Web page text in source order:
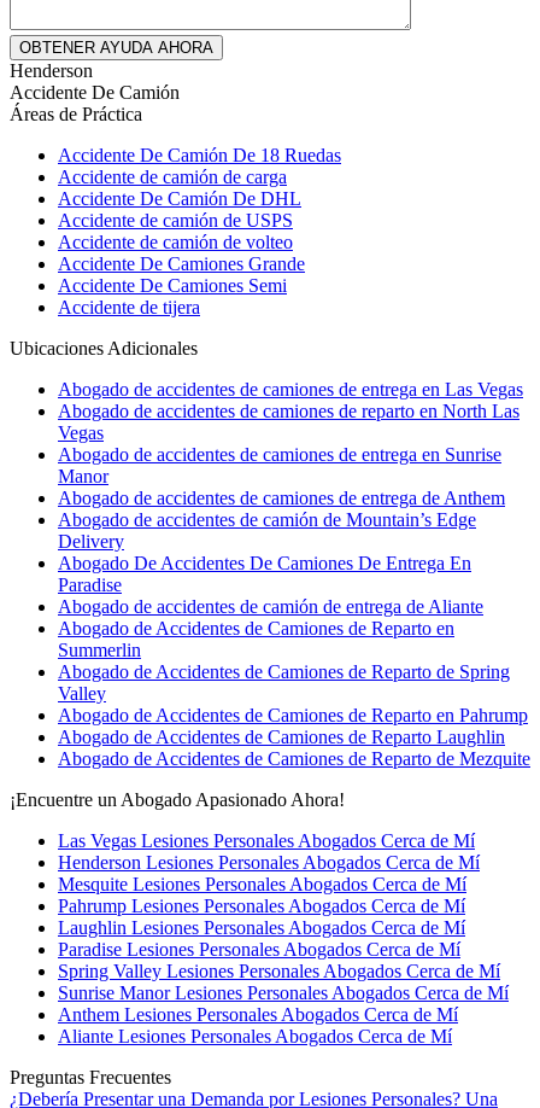
Henderson
Accidente De Camión
Áreas de Práctica
Accidente De Camión De 18 Ruedas
Accidente de camión de carga
Accidente De Camión De DHL
Accidente de camión de USPS
Accidente de camión de volteo
Accidente De Camiones Grande
Accidente De Camiones Semi
Accidente de tijera
Ubicaciones Adicionales
Abogado de accidentes de camiones de entrega en Las Vegas
Abogado de accidentes de camiones de reparto en North Las
Vegas
Abogado de accidentes de camiones de entrega en Sunrise
Manor
Abogado de accidentes de camiones de entrega de Anthem
Abogado de accidentes de camión de Mountain’s Edge
Delivery
Abogado De Accidentes De Camiones De Entrega En
Paradise
Abogado de accidentes de camión de entrega de Aliante
Abogado de Accidentes de Camiones de Reparto en
Summerlin
Abogado de Accidentes de Camiones de Reparto de Spring
Valley
Abogado de Accidentes de Camiones de Reparto en Pahrump
Abogado de Accidentes de Camiones de Reparto Laughlin
Abogado de Accidentes de Camiones de Reparto de Mezquite
¡Encuentre un Abogado Apasionado Ahora!
Las Vegas Lesiones Personales Abogados Cerca de Mí
Henderson Lesiones Personales Abogados Cerca de Mí
Mesquite Lesiones Personales Abogados Cerca de Mí
Pahrump Lesiones Personales Abogados Cerca de Mí
Laughlin Lesiones Personales Abogados Cerca de Mí
Paradise Lesiones Personales Abogados Cerca de Mí
Spring Valley Lesiones Personales Abogados Cerca de Mí
Sunrise Manor Lesiones Personales Abogados Cerca de Mí
Anthem Lesiones Personales Abogados Cerca de Mí
Aliante Lesiones Personales Abogados Cerca de Mí
Preguntas Frecuentes
¿Debería Presentar una Demanda por Lesiones Personales? Una